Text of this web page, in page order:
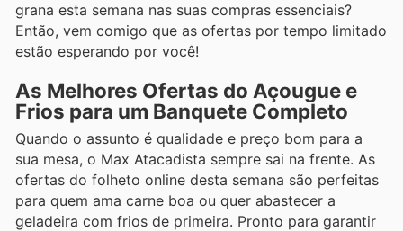
grana esta semana nas suas compras essenciais?
Então, vem comigo que as ofertas por tempo limitado
estão esperando por você!
As Melhores Ofertas do Açougue e
Frios para um Banquete Completo
Quando o assunto é qualidade e preço bom para a
sua mesa, o Max Atacadista sempre sai na frente. As
ofertas do folheto online desta semana são perfeitas
para quem ama carne boa ou quer abastecer a
geladeira com frios de primeira. Pronto para garantir